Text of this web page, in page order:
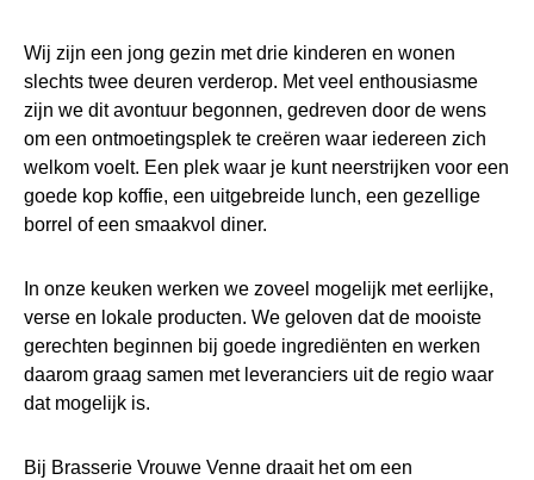
Wij zijn een jong gezin met drie kinderen en wonen
slechts twee deuren verderop. Met veel enthousiasme
zijn we dit avontuur begonnen, gedreven door de wens
om een ontmoetingsplek te creëren waar iedereen zich
welkom voelt. Een plek waar je kunt neerstrijken voor een
goede kop koffie, een uitgebreide lunch, een gezellige
borrel of een smaakvol diner.
In onze keuken werken we zoveel mogelijk met eerlijke,
verse en lokale producten. We geloven dat de mooiste
gerechten beginnen bij goede ingrediënten en werken
daarom graag samen met leveranciers uit de regio waar
dat mogelijk is.
Bij Brasserie Vrouwe Venne draait het om een